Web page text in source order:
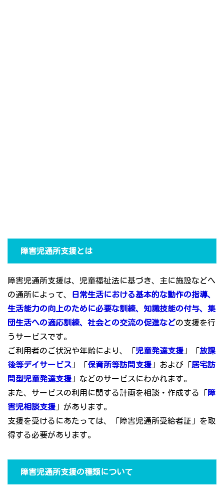
障害児通所支援とは
障害児通所支援は、児童福祉法に基づき、主に施設などへ
の通所によって、
日常生活における基本的な動作の指導、
生活能力の向上のために必要な訓練、知識技能の付与、集
団生活への適応訓練、社会との交流の促進などの支援を行
うサービスです。
ご利用者のご状況や年齢により、「児童発達支援 」「放課
後等デイサービス 」「保育所等訪問支援 」および「居宅訪
問型児童発達支援 」などのサービスにわかれます。
また、サービスの利用に関する計画を相談・作成する「障
害児相談支援 」があります。
支援を受けるにあたっては、「障害児通所受給者証」を取
得する必要があります。
障害児通所支援の種類について